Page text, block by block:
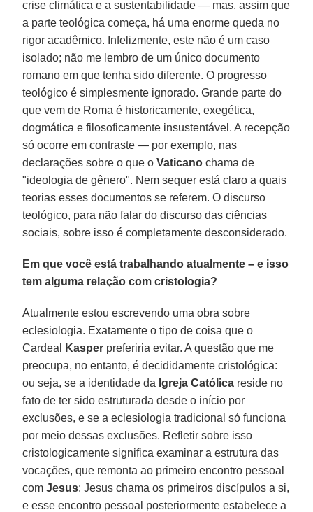
crise climática e a sustentabilidade — mas, assim que
a parte teológica começa, há uma enorme queda no
rigor acadêmico. Infelizmente, este não é um caso
isolado; não me lembro de um único documento
romano em que tenha sido diferente. O progresso
teológico é simplesmente ignorado. Grande parte do
que vem de Roma é historicamente, exegética,
dogmática e filosoficamente insustentável. A recepção
só ocorre em contraste — por exemplo, nas
declarações sobre o que oVaticano chama de
"ideologia de gênero". Nem sequer está claro a quais
teorias esses documentos se referem. O discurso
teológico, para não falar do discurso das ciências
sociais, sobre isso é completamente desconsiderado.
Em que você está trabalhando atualmente – e isso
tem alguma relação com cristologia?
Atualmente estou escrevendo uma obra sobre
eclesiologia. Exatamente o tipo de coisa que o
Cardeal
Kasper preferiria evitar. A questão que me
preocupa, no entanto, é decididamente cristológica:
ou seja, se a identidade da Igreja Católica reside no
fato de ter sido estruturada desde o início por
exclusões, e se a eclesiologia tradicional só funciona
por meio dessas exclusões. Refletir sobre isso
cristologicamente significa examinar a estrutura das
vocações, que remonta ao primeiro encontro pessoal
comJesus: Jesus chama os primeiros discípulos a si,
e esse encontro pessoal posteriormente estabelece a